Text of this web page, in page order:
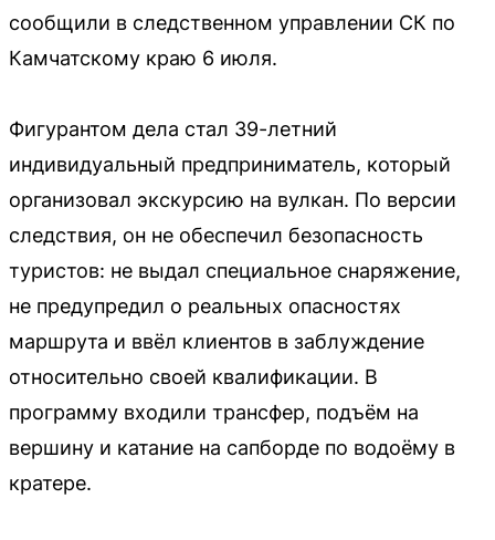
сообщили в следственном управлении СК по
Камчатскому краю 6 июля.
Фигурантом дела стал 39-летний
индивидуальный предприниматель, который
организовал экскурсию на вулкан. По версии
следствия, он не обеспечил безопасность
туристов: не выдал специальное снаряжение,
не предупредил о реальных опасностях
маршрута и ввёл клиентов в заблуждение
относительно своей квалификации. В
программу входили трансфер, подъём на
вершину и катание на сапборде по водоёму в
кратере.